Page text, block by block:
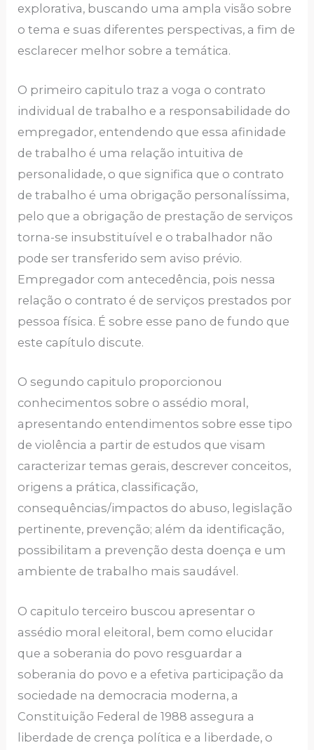
explorativa, buscando uma ampla visão sobre
o tema e suas diferentes perspectivas, a fim de
esclarecer melhor sobre a temática.
O primeiro capitulo traz a voga o contrato
individual de trabalho e a responsabilidade do
empregador, entendendo que essa afinidade
de trabalho é uma relação intuitiva de
personalidade, o que significa que o contrato
de trabalho é uma obrigação personalíssima,
pelo que a obrigação de prestação de serviços
torna-se insubstituível e o trabalhador não
pode ser transferido sem aviso prévio.
Empregador com antecedência, pois nessa
relação o contrato é de serviços prestados por
pessoa física. É sobre esse pano de fundo que
este capítulo discute.
O segundo capitulo proporcionou
conhecimentos sobre o assédio moral,
apresentando entendimentos sobre esse tipo
de violência a partir de estudos que visam
caracterizar temas gerais, descrever conceitos,
origens a prática, classificação,
consequências/impactos do abuso, legislação
pertinente, prevenção; além da identificação,
possibilitam a prevenção desta doença e um
ambiente de trabalho mais saudável.
O capitulo terceiro buscou apresentar o
assédio moral eleitoral, bem como elucidar
que a soberania do povo resguardar a
soberania do povo e a efetiva participação da
sociedade na democracia moderna, a
Constituição Federal de 1988 assegura a
liberdade de crença política e a liberdade, o